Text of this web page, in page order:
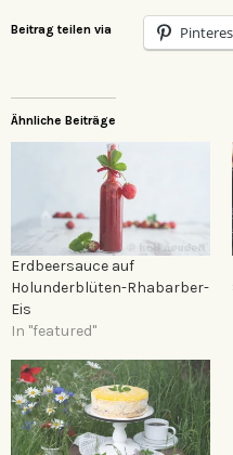
Beitrag teilen via
Ähnliche Beiträge
Erdbeersauce auf
Holunderblüten-Rhabarber-
Eis
In "featured"